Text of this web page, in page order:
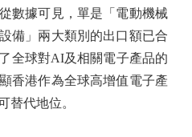
數據可見，單是「電動機械
備」兩大類別的出口額已合
全球對AI及相關電子產品的
香港作為全球高增值電子產
替代地位。